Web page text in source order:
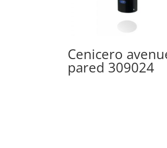
Cenicero
pared 309024